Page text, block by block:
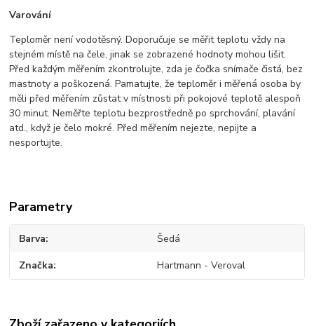
Varování
Teploměr není vodotěsný. Doporučuje se měřit teplotu vždy na
stejném místě na čele, jinak se zobrazené hodnoty mohou lišit.
Před každým měřením zkontrolujte, zda je čočka snímače čistá, bez
mastnoty a poškozená. Pamatujte, že teploměr i měřená osoba by
měli před měřením zůstat v místnosti při pokojové teplotě alespoň
30 minut. Neměřte teplotu bezprostředně po sprchování, plavání
atd., když je čelo mokré. Před měřením nejezte, nepijte a
nesportujte.
Parametry
Barva Šedá
Značka Hartmann - Veroval